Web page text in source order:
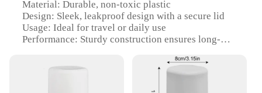
Material: Durable, non-toxic plastic
Design: Sleek, leakproof design with a secure lid
Usage: Ideal for travel or daily use
Performance: Sturdy construction ensures long-
Capacity: Spacious interior to store soap bars
Portability: Lightweight and compact for easy